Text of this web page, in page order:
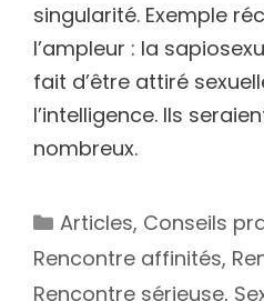
singularité. Exemple
l’ampleur : la
fait d’être attiré
l’intelligence. Ils
nombreux.
Catégories
Articles, Conseils
Rencontre affinités,
Rencontre sérieuse,